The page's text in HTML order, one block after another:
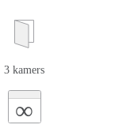
3 kamers
∞